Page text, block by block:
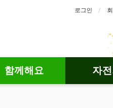
로그인
함께해요 자